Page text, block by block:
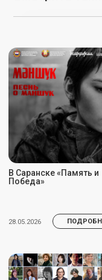
конкурсную программу
Hiroshima Animation Season
2026
14.05.2026 ПОДРОБНЕЕ